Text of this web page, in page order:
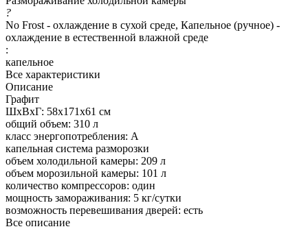
?
No Frost - охлаждение в сухой среде, Капельное (ручное) -
охлаждение в естественной влажной среде
:
капельное
Все характеристики
Описание
Графит
ШхВхГ: 58х171х61 см
общий объем: 310 л
класс энергопотребления: A
капельная система разморозки
объем холодильной камеры: 209 л
объем морозильной камеры: 101 л
количество компрессоров: один
мощность замораживания: 5 кг/сутки
возможность перевешивания дверей: есть
Все описание